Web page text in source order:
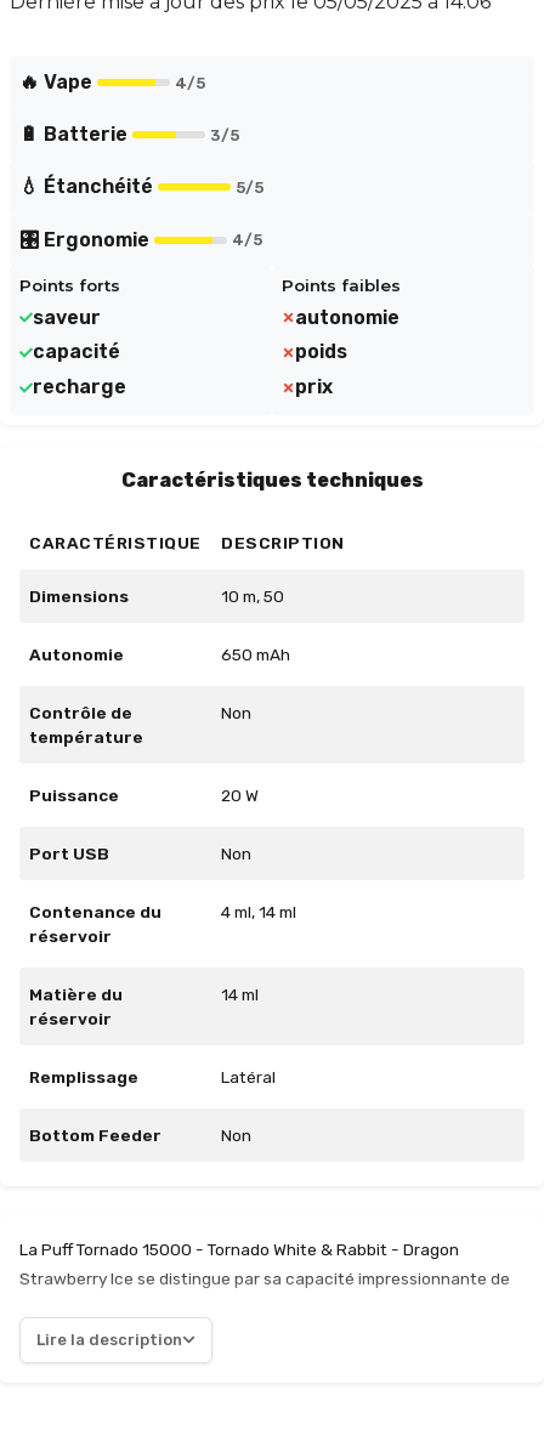
🔥 Vape 4/5
🔋 Batterie 3/5
💧 Étanchéité 5/5
🎛️ Ergonomie 4/5
Points forts
saveur
capacité
recharge
Points faibles
autonomie
poids
prix
Caractéristiques techniques
CARACTÉRISTIQUE DESCRIPTION
Dimensions 10 m, 50
Autonomie 650 mAh
Contrôle de
température
Non
Puissance 20 W
Port USB Non
Contenance du
réservoir
4 ml, 14 ml
Matière du
réservoir
14 ml
Remplissage Latéral
Bottom Feeder Non
La Puff Tornado 15000 - Tornado White & Rabbit - Dragon
Strawberry Ice se distingue par sa capacité impressionnante de
un réservoir de 14 ml, le remplissage est simple grâce à son
capuchon latéral, ce qui facilite la gestion du e-liquide. La
Lire la description